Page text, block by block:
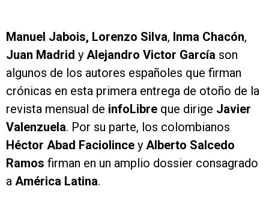
Manuel Jabois, Lorenzo Silva, Inma Chacón,
Juan Madrid y Alejandro Victor García son
algunos de los autores españoles que firman
crónicas en esta primera entrega de otoño de la
revista mensual de infoLibre que dirige Javier
Valenzuela. Por su parte, los colombianos
Héctor Abad Faciolince y Alberto Salcedo
Ramos firman en un amplio dossier consagrado
a América Latina.